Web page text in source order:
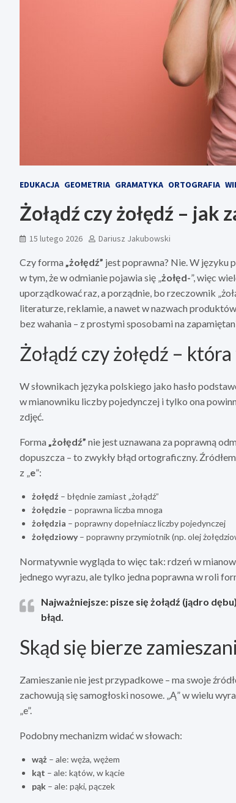
EDUKACJA GEOMETRIA GRAMATYKA ORTOGRAFIA
Żołądź czy żołędź –
15 lutego 2026 Dariusz Jakubowski
Czy forma„żołędź” jest poprawna? Nie. W języku
w tym, że w odmianie pojawia się „żołęd-”, więc
uporządkować raz, a porządnie, bo rzeczownik
literaturze, reklamie, a nawet w nazwach
bez wahania – z prostymi sposobami na
Żołądź czy żołędź –
W słownikach języka polskiego jako hasło
w mianowniku liczby pojedynczej i tylko ona
zdjęć.
Forma„żołędź” nie jest uznawana za poprawną
dopuszcza – to zwykły błąd ortograficzny.
z „e”:
żołędź – błędnie zamiast „żołądź”
żołędzie – poprawna liczba mnoga
żołędzia – poprawny dopełniacz liczby pojedynczej
żołędziowy– poprawny przymiotnik (np. olej
Normatywnie wygląda to więc tak: rdzeń w
jednego wyrazu, ale tylko jedna poprawna w roli
Najważniejsze: pisze się żołądź (jądro
błąd.
Skąd się bierze
Zamieszanie nie jest przypadkowe – ma swoje
zachowują się samogłoski nosowe. „Ą” w wielu
„e”.
Podobny mechanizm widać w słowach:
wąż – ale: węża, wężem
kąt – ale: kątów, w kącie
pąk – ale: pąki, pączek